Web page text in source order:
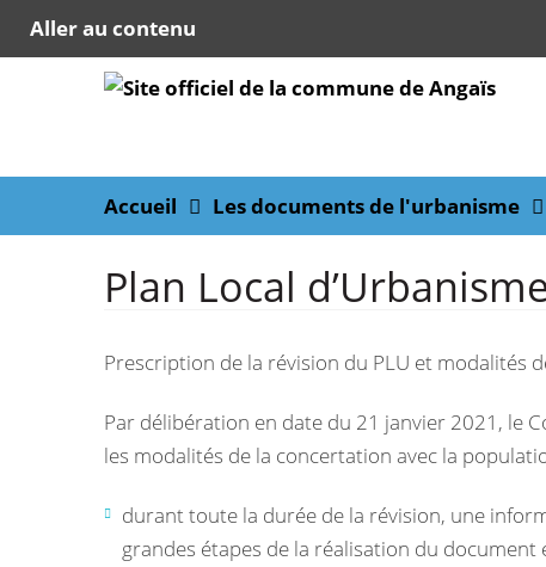
Aller au contenu
Accueil Les documents de l'urbanisme
Plan Local
Prescription de la révision du PLU et modalités
Par délibération en date du 21 janvier 2021, le
les modalités de la concertation avec la
durant toute la durée de la révision, une
grandes étapes de la réalisation du document